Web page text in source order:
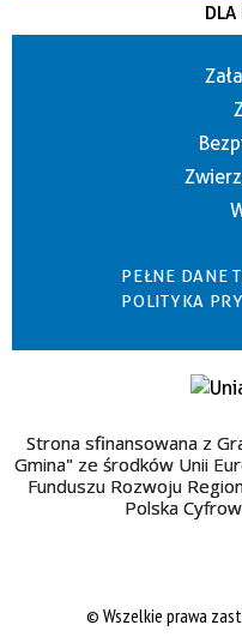
DLA
PEŁNE DANE
POLITYKA
Strona sfinansowana z
Gmina" ze środków Unii
Funduszu Rozwoju
Polska
© Wszelkie prawa